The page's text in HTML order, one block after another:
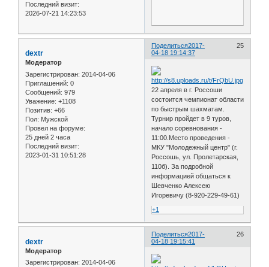
Последний визит:
2026-07-21 14:23:53
Поделиться 25
2017-
04-18 19:14:37
dextr
Модератор
Зарегистрирован: 2014-04-06
Приглашений: 0
Сообщений: 979
Уважение: +1108
Позитив: +66
Пол: Мужской
Провел на форуме:
25 дней 2 часа
Последний визит:
2023-01-31 10:51:28
22 апреля в г. Россоши
состоится чемпионат области
по быстрым шахматам.
Турнир пройдет в 9 туров,
начало соревнования -
11:00.Место проведения -
МКУ "Молодежный центр" (г.
Россошь, ул. Пролетарская,
110б). За подробной
информацией общаться к
Шевченко Алексею
Игоревичу (8-920-229-49-61)
+1
Поделиться 26
2017-
04-18 19:15:41
dextr
Модератор
Зарегистрирован: 2014-04-06